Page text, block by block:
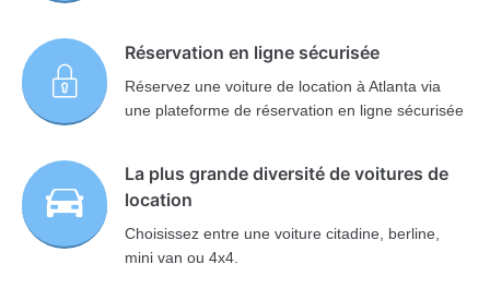
Réservation en ligne sécurisée
Réservez une voiture de location à Atlanta via
une plateforme de réservation en ligne sécurisée
La plus grande diversité de voitures de
location
Choisissez entre une voiture citadine, berline,
mini van ou 4x4.